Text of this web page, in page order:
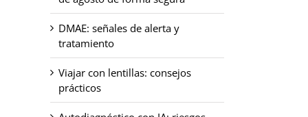
DMAE: señales de alerta y
tratamiento
Viajar con lentillas: consejos
prácticos